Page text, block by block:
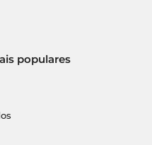
populares